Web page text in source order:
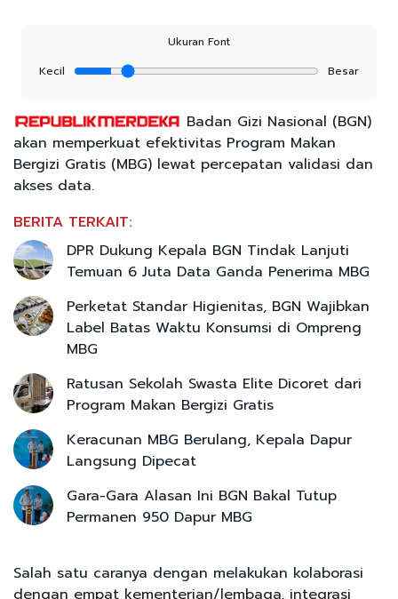
Ukuran Font
Kecil
Besar
Badan Gizi Nasional (BGN)
akan memperkuat efektivitas Program Makan
Bergizi Gratis (MBG) lewat percepatan validasi dan
akses data.
BERITA TERKAIT:
DPR Dukung Kepala BGN Tindak Lanjuti
Temuan 6 Juta Data Ganda Penerima MBG
Perketat Standar Higienitas, BGN Wajibkan
Label Batas Waktu Konsumsi di Ompreng
MBG
Ratusan Sekolah Swasta Elite Dicoret dari
Program Makan Bergizi Gratis
Keracunan MBG Berulang, Kepala Dapur
Langsung Dipecat
Gara-Gara Alasan Ini BGN Bakal Tutup
Permanen 950 Dapur MBG
Salah satu caranya dengan melakukan kolaborasi